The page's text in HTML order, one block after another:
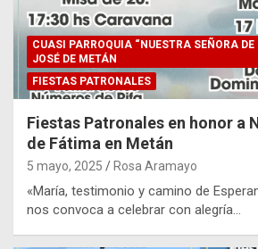
CUASI PARROQUIA “NUESTRA SEÑORA
JOSÉ DE METÁN
FIESTAS PATRONALES
Fiestas Patronales en honor a
de Fátima en Metán
5 mayo, 2025 Rosa Aramayo
«María, testimonio y camino de
nos convoca a celebrar con alegría…